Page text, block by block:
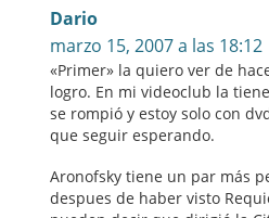
Dario
marzo 15, 2007 a las 18:12
«Primer» la quiero ver de
logro. En mi videoclub la
se rompió y estoy solo con
que seguir esperando.
Aronofsky tiene un par más
despues de haber visto